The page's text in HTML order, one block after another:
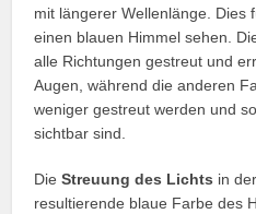
mit längerer Wellenlänge. Dies
einen blauen Himmel sehen.
alle Richtungen gestreut und
Augen, während die anderen
weniger gestreut werden und
sichtbar sind.
DieStreuung des Lichts in
resultierende blaue Farbe des